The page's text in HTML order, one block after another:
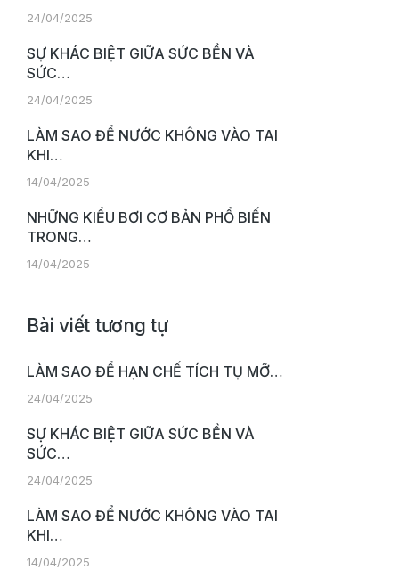
24/04/2025
SỰ KHÁC BIỆT GIỮA SỨC BỀN VÀ
SỨC…
24/04/2025
LÀM SAO ĐỂ NƯỚC KHÔNG VÀO TAI
KHI…
14/04/2025
NHỮNG KIỂU BƠI CƠ BẢN PHỔ BIẾN
TRONG…
14/04/2025
Bài viết tương tự
LÀM SAO ĐỂ HẠN CHẾ TÍCH TỤ MỠ…
24/04/2025
SỰ KHÁC BIỆT GIỮA SỨC BỀN VÀ
SỨC…
24/04/2025
LÀM SAO ĐỂ NƯỚC KHÔNG VÀO TAI
KHI…
14/04/2025